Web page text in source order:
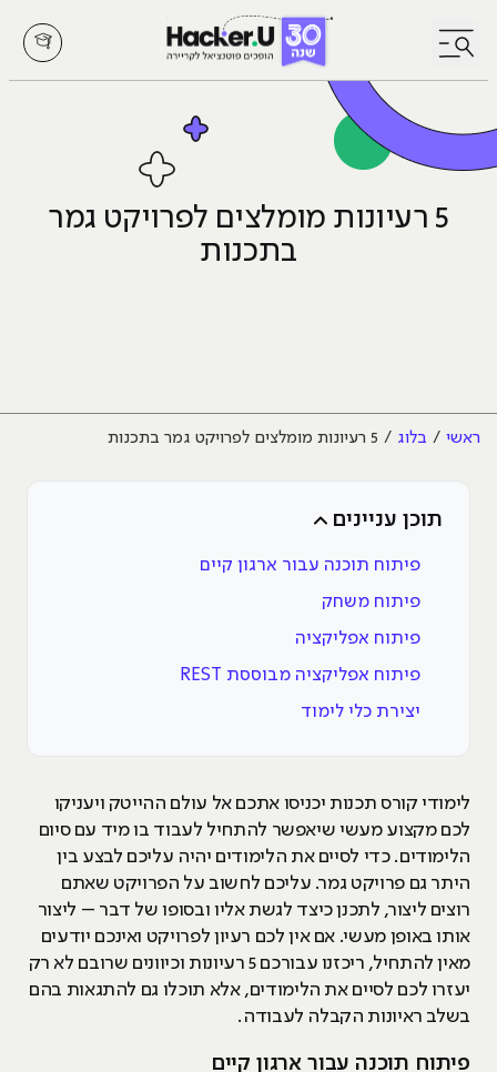
לחץ לפתיחת/סגירת תפריט
5 רעיונות מומלצים לפרויקט גמר
בתכנות
ראשי בלוג 5 רעיונות מומלצים לפרויקט גמר בתכנות
תוכן עניינים
פיתוח תוכנה עבור ארגון קיים
פיתוח משחק
פיתוח אפליקציה
פיתוח אפליקציה מבוססת REST
יצירת כלי לימוד
לימודי קורס תכנות יכניסו אתכם אל עולם ההייטק ויעניקו
לכם מקצוע מעשי שיאפשר להתחיל לעבוד בו מיד עם סיום
הלימודים. כדי לסיים את הלימודים יהיה עליכם לבצע בין
היתר גם פרויקט גמר. עליכם לחשוב על הפרויקט שאתם
רוצים ליצור, לתכנן כיצד לגשת אליו ובסופו של דבר – ליצור
אותו באופן מעשי. אם אין לכם רעיון לפרויקט ואינכם יודעים
מאין להתחיל, ריכזנו עבורכם 5 רעיונות וכיוונים שרובם לא רק
יעזרו לכם לסיים את הלימודים, אלא תוכלו גם להתגאות בהם
בשלב ראיונות הקבלה לעבודה.
פיתוח תוכנה עבור ארגון קיים